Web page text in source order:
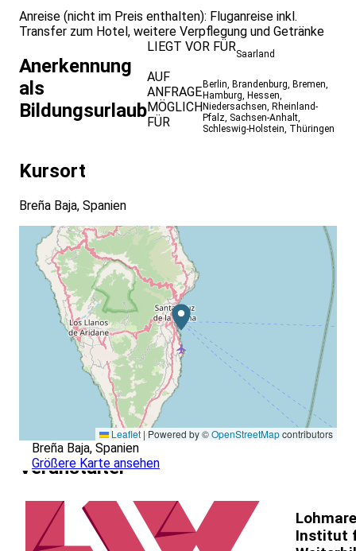
Anreise (nicht im Preis enthalten): Fluganreise inkl.
Transfer zum Hotel, weitere Verpflegung und Getränke
Anerkennung
als
Bildungsurlaub
LIEGT VOR FÜRSaarland
AUF
ANFRAGE
MÖGLICH
FÜR
Berlin, Brandenburg, Bremen,
Hamburg, Hessen,
Niedersachsen, Rheinland-
Pfalz, Sachsen-Anhalt,
Schleswig-Holstein, Thüringen
Kursort
Breña Baja, Spanien
Leaflet | Powered by ©OpenStreetMapcontributors
Breña Baja, Spanien
Größere Karte ansehen
Veranstalter
Institut